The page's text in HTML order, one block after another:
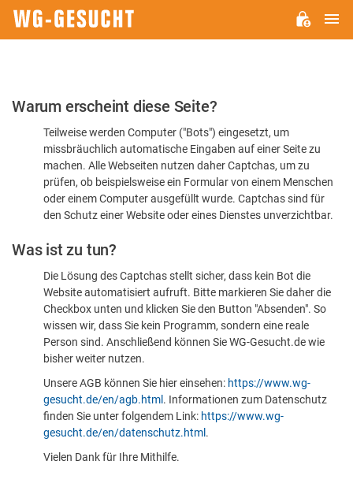
Bitte
dass
sind
Warum erscheint diese Seite?
Teilweise werden Computer ("Bots") eingesetzt, um
missbräuchlich automatische Eingaben auf einer Seite zu
machen. Alle Webseiten nutzen daher Captchas, um zu
prüfen, ob beispielsweise ein Formular von einem Menschen
oder einem Computer ausgefüllt wurde. Captchas sind für
den Schutz einer Website oder eines Dienstes unverzichtbar.
Was ist zu tun?
Die Lösung des Captchas stellt sicher, dass kein Bot die
Website automatisiert aufruft. Bitte markieren Sie daher die
Checkbox unten und klicken Sie den Button "Absenden". So
wissen wir, dass Sie kein Programm, sondern eine reale
Person sind. Anschließend können Sie WG-Gesucht.de wie
bisher weiter nutzen.
Unsere AGB können Sie hier einsehen: https://www.wg-
gesucht.de/en/agb.html . Informationen zum Datenschutz
finden Sie unter folgendem Link: https://www.wg-
gesucht.de/en/datenschutz.html .
Vielen Dank für Ihre Mithilfe.